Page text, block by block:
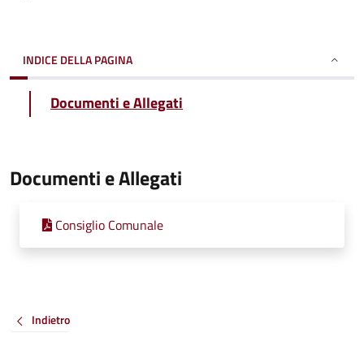
INDICE DELLA PAGINA
Documenti e Allegati
Documenti e Allegati
Consiglio Comunale
Indietro